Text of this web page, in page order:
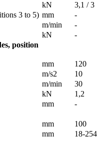
kN
3,1 / 3
3 to 5) mm
-
m/min
-
kN
-
position
mm
120
m/s2
10
m/min
30
kN
1,2
mm
-
mm
100
mm
18-254